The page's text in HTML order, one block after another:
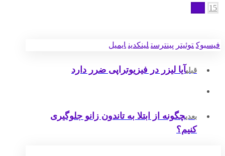
15
فیسبوک توئیتر پینترست لینکدین ایمیل
قبلیآیا لیزر در فیزیوتراپی ضرر دارد
بعدیچگونه از ابتلا به تاندون زانو جلوگیری
کنیم؟